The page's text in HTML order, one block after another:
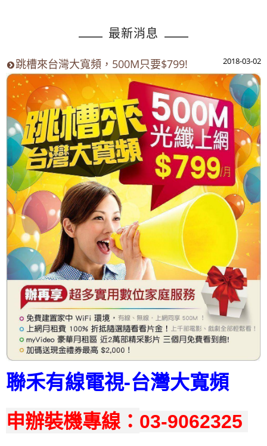
最新消息
2018-03-02
跳槽來台灣大寬頻，500M只要$799!
聯禾有線電視-台灣大寬頻
申辦裝機專線： 03-9062325